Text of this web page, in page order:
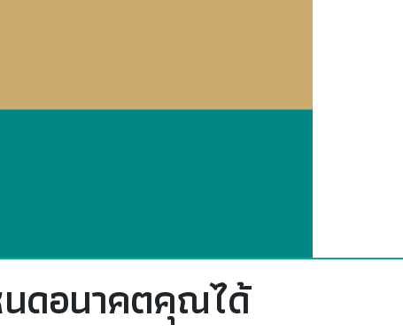
นดอนาคตคุณได้